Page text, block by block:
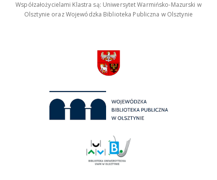
Współzałożycielami Klastra są: Uniwersytet Warmińsko-Mazurski w
Olsztynie oraz Wojewódzka Biblioteka Publiczna w Olsztynie